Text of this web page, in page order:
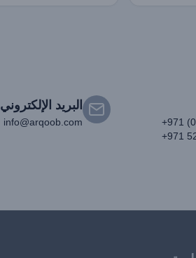
+971
+971
البريد الإلكتروني
info@arqoob.com